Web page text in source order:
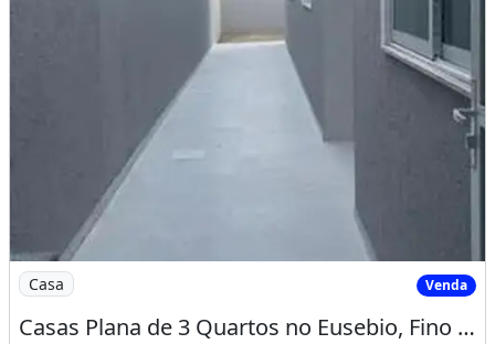
Imagem: Casas Plana de 3 Quartos no Eusebio, Fino
Casa Venda
Casas Plana de 3 Quartos no Eusebio, Fino Acabamento, Ultimas Unidades!